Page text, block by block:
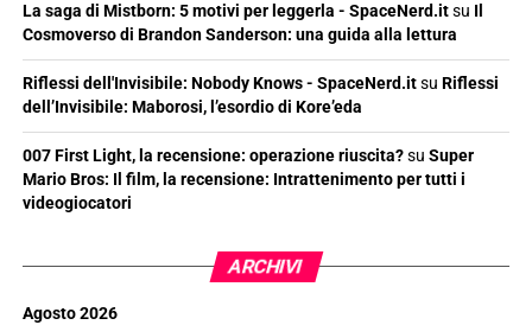
La saga di Mistborn: 5 motivi per leggerla - SpaceNerd.itsu Il
Cosmoverso di Brandon Sanderson: una guida alla lettura
Riflessi dell'Invisibile: Nobody Knows - SpaceNerd.itsu Riflessi
dell’Invisibile: Maborosi, l’esordio di Kore’eda
007 First Light, la recensione: operazione riuscita?su Super
Mario Bros: Il film, la recensione: Intrattenimento per tutti i
videogiocatori
ARCHIVI
Agosto 2026